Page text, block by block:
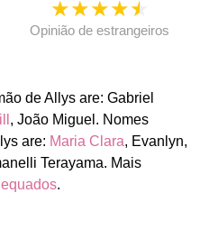
★★★★★
Opinião de estrangeiros
de Allys are: Gabriel
, João Miguel. Nomes
are: Maria Clara, Evanlyn,
Terayama. Mais
.